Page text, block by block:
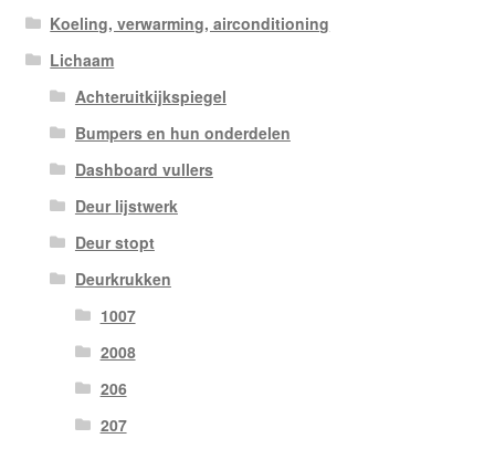
Koeling, verwarming, airconditioning
Lichaam
Achteruitkijkspiegel
Bumpers en hun onderdelen
Dashboard vullers
Deur lijstwerk
Deur stopt
Deurkrukken
1007
2008
206
207